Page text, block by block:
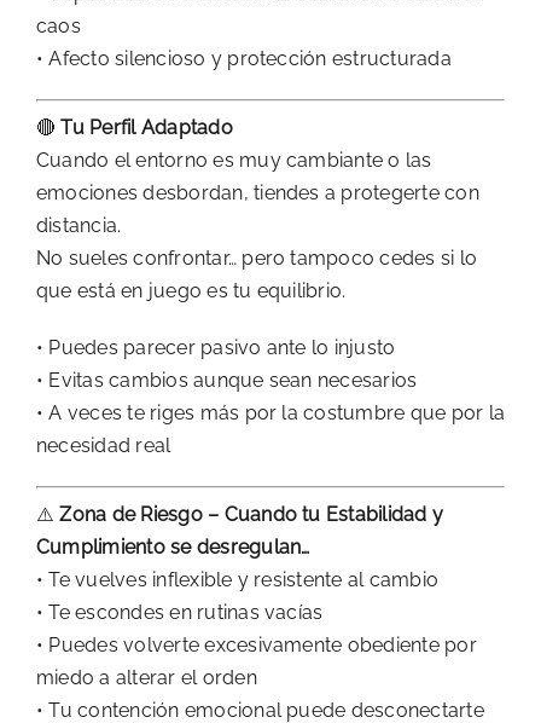
caos
• Afecto silencioso y protección estructurada
🔴Tu Perfil Adaptado
Cuando el entorno es muy cambiante o las
emociones desbordan, tiendes a protegerte con
distancia.
No sueles confrontar… pero tampoco cedes si lo
que está en juego es tu equilibrio.
• Puedes parecer pasivo ante lo injusto
• Evitas cambios aunque sean necesarios
• A veces te riges más por la costumbre que por la
necesidad real
⚠️Zona de Riesgo – Cuando tu Estabilidad y
Cumplimiento se desregulan…
• Te vuelves inflexible y resistente al cambio
• Te escondes en rutinas vacías
• Puedes volverte excesivamente obediente por
miedo a alterar el orden
• Tu contención emocional puede desconectarte